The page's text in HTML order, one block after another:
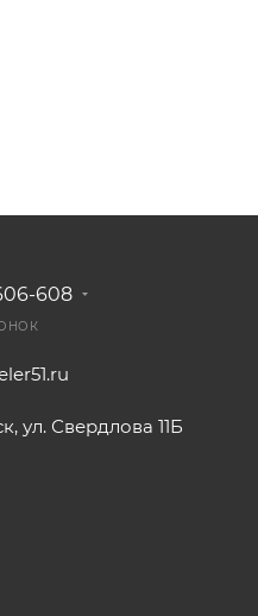
608
ул. Свердлова 11Б